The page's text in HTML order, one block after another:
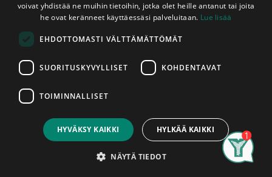
22,90€
Account
Shop Jalkalista Aito Saarni 12x42x3050 mm Lakattu
Jalkalista Aito Saarni 12x42x3050
mm Lakattu
Aidosta saarnista valmistettu lakattu jalkalista. Listat
myydään kappaleittain. Asennettu tuote on hyväksytty
tuote, listoissa ilmeneviin mahdollisiin tuotantovirheisiin
€
voivat yhdistää ne muihin tietoihin, jotka olet heille antanut tai joita
he ovat keränneet käyttäessäsi palveluitaan. Lue lisää
EHDOTTOMASTI VÄLTTÄMÄTTÖMÄT
SUORITUSKYVYLLISET KOHDENTAVAT
TOIMINNALLISET
HYVÄKSY KAIKKI HYLKÄÄ KAIKKI
NÄYTÄ TIEDOT